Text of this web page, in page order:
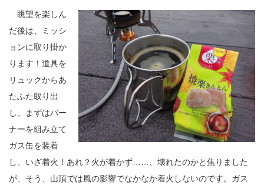
眺望を楽しん
だ後は、ミッシ
ョンに取り掛か
ります！道具を
リュックからあ
たふた取り出
し、まずはバー
ナーを組み立て
ガス缶を装着
し、いざ着火！あれ？火が着かず……、壊れたのかと焦りました
が、そう、山頂では風の影響でなかなか着火しないのです。ガス